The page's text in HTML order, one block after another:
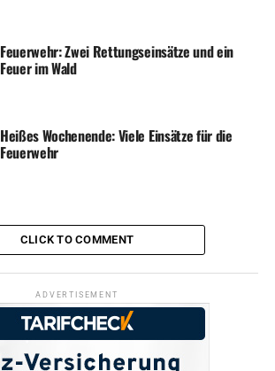
Feuerwehr: Zwei Rettungseinsätze und ein
Feuer im Wald
Heißes Wochenende: Viele Einsätze für die
Feuerwehr
CLICK TO COMMENT
ADVERTISEMENT